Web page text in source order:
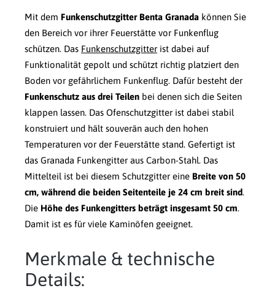
Mit dem Funkenschutzgitter Benta Granada können Sie
den Bereich vor ihrer Feuerstätte vor Funkenflug
schützen. Das Funkenschutzgitter ist dabei auf
Funktionalität gepolt und schützt richtig platziert den
Boden vor gefährlichem Funkenflug. Dafür besteht der
Funkenschutz aus drei Teilen bei denen sich die Seiten
klappen lassen. Das Ofenschutzgitter ist dabei stabil
konstruiert und hält souverän auch den hohen
Temperaturen vor der Feuerstätte stand. Gefertigt ist
das Granada Funkengitter aus Carbon-Stahl. Das
Mittelteil ist bei diesem Schutzgitter eine Breite von 50
cm, während die beiden Seitenteile je 24 cm breit sind.
Die Höhe des Funkengitters beträgt insgesamt 50 cm.
Damit ist es für viele Kaminöfen geeignet.
Merkmale & technische
Details: